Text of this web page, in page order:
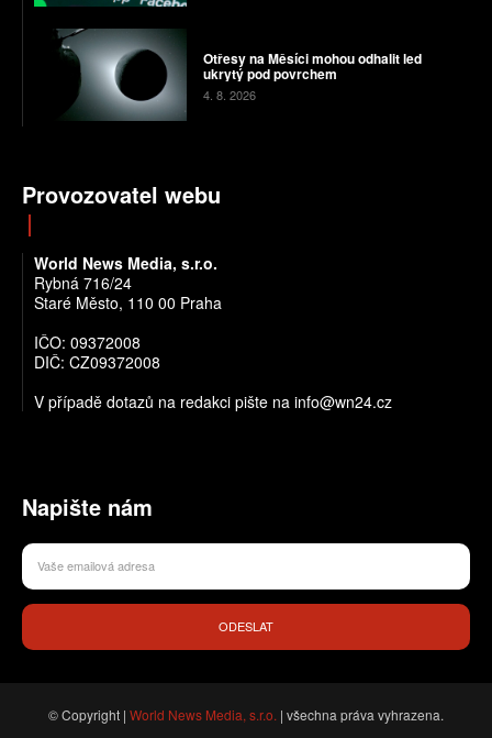
Otřesy na Měsíci mohou odhalit led
ukrytý pod povrchem
4. 8. 2026
Provozovatel webu
World News Media, s.r.o.
Rybná 716/24
Staré Město, 110 00 Praha
IČO: 09372008
DIČ: CZ09372008
V případě dotazů na redakci pište na info@wn24.cz
Napište nám
ODESLAT
© Copyright | World News Media, s.r.o. | všechna práva vyhrazena.